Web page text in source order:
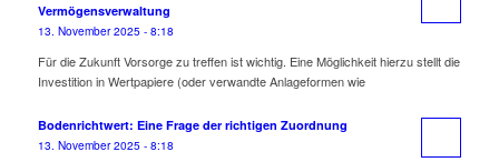
Vermögensverwaltung
13. November 2025 - 8:18
Für die Zukunft Vorsorge zu treffen ist wichtig. Eine Möglichkeit hierzu stellt die
Investition in Wertpapiere (oder verwandte Anlageformen wie
Bodenrichtwert: Eine Frage der richtigen Zuordnung
13. November 2025 - 8:18